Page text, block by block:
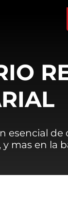
esencial
y mas en la